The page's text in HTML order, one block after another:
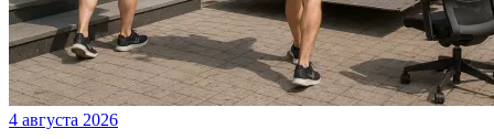
4 августа 2026